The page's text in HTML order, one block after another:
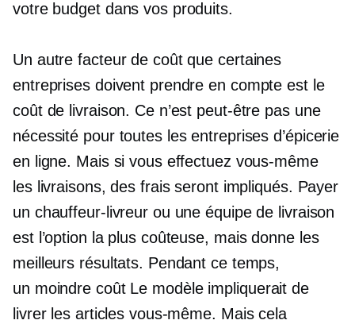
votre budget dans vos produits.
Un autre facteur de coût que certaines
entreprises doivent prendre en compte est le
coût de livraison. Ce n’est peut-être pas une
nécessité pour toutes les entreprises d’épicerie
en ligne. Mais si vous effectuez vous-même
les livraisons, des frais seront impliqués. Payer
un chauffeur-livreur ou une équipe de livraison
est l’option la plus coûteuse, mais donne les
meilleurs résultats. Pendant ce temps,
un moindre coûtLe modèle impliquerait de
livrer les articles vous-même. Mais cela